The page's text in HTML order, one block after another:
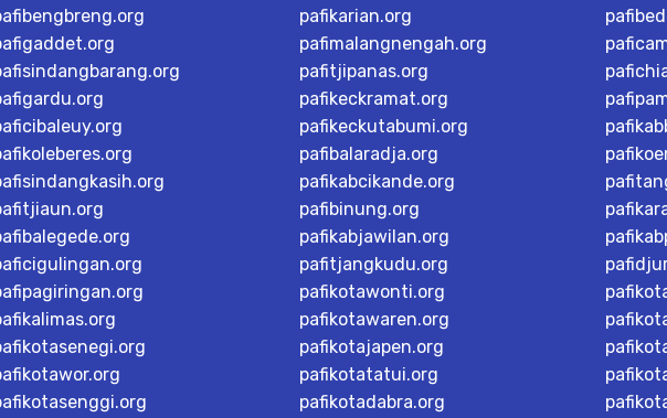
pafikarian.org
pafimalangnengah.org
pafitjipanas.org
pafikeckramat.org
pafikeckutabumi.org
pafibalaradja.org
pafikabcikande.org
pafibinung.org
pafikabjawilan.org
pafitjangkudu.org
pafikotawonti.org
pafikotawaren.org
pafikotajapen.org
pafikotatatui.org
pafikotadabra.org